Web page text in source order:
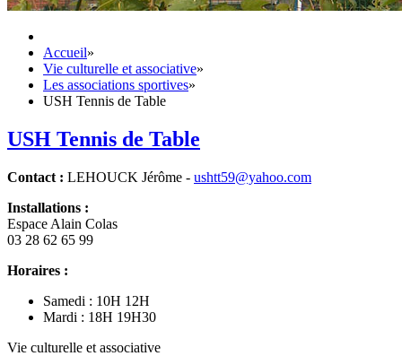
Accueil»
Vie culturelle et associative»
Les associations sportives»
USH Tennis de Table
USH Tennis de Table
Contact : LEHOUCK Jérôme - ushtt59@yahoo.com
Installations :
Espace Alain Colas
03 28 62 65 99
Horaires :
Samedi : 10H 12H
Mardi : 18H 19H30
Vie culturelle et associative